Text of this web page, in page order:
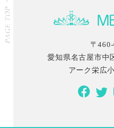
〒
愛知県名古屋市中
アーク栄広